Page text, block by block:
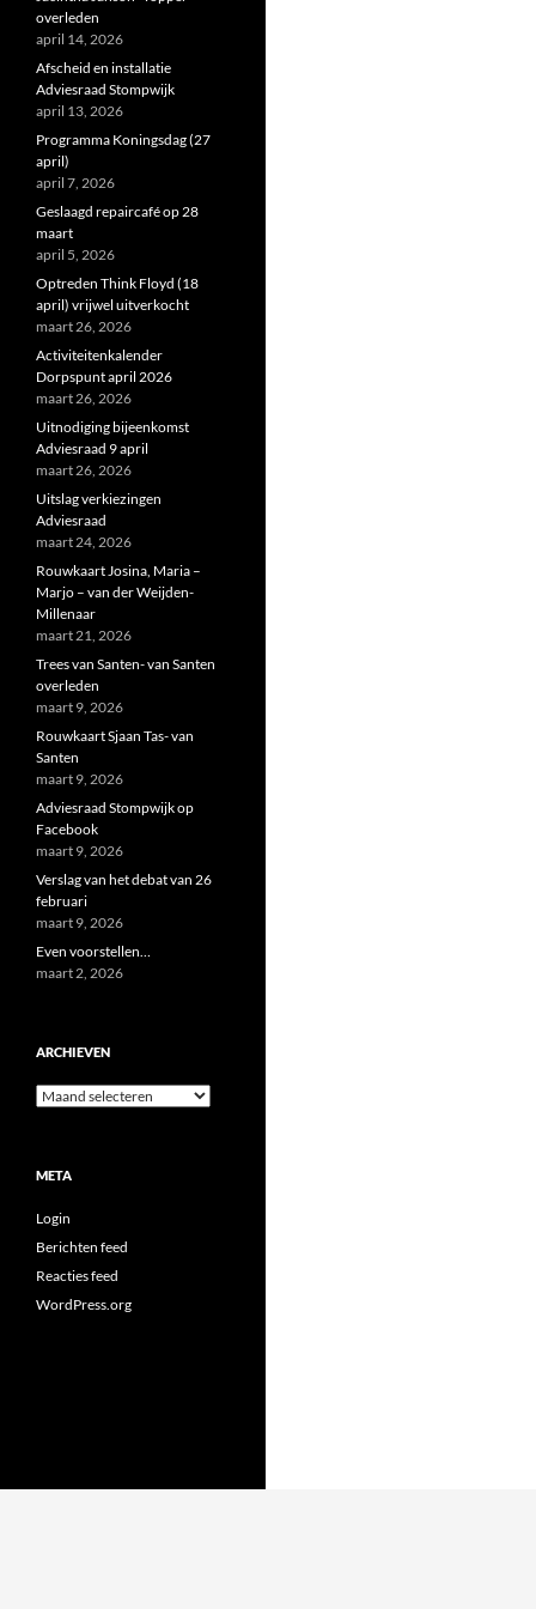
overleden
april 14, 2026
Afscheid en installatie
Adviesraad Stompwijk
april 13, 2026
Programma Koningsdag (27
april)
april 7, 2026
Geslaagd repaircafé op 28
maart
april 5, 2026
Optreden Think Floyd (18
april) vrijwel uitverkocht
maart 26, 2026
Activiteitenkalender
Dorpspunt april 2026
maart 26, 2026
Uitnodiging bijeenkomst
Adviesraad 9 april
maart 26, 2026
Uitslag verkiezingen
Adviesraad
maart 24, 2026
Rouwkaart Josina, Maria –
Marjo – van der Weijden-
Millenaar
maart 21, 2026
Trees van Santen- van Santen
overleden
maart 9, 2026
Rouwkaart Sjaan Tas- van
Santen
maart 9, 2026
Adviesraad Stompwijk op
Facebook
maart 9, 2026
Verslag van het debat van 26
februari
maart 9, 2026
Even voorstellen…
maart 2, 2026
ARCHIEVEN
Archieven
META
Login
Berichten feed
Reacties feed
WordPress.org